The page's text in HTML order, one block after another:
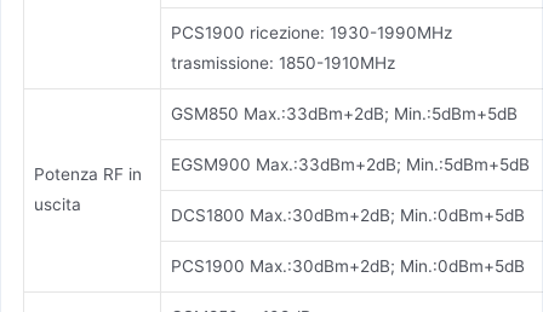
PCS1900 ricezione: 1930-1990MHz
trasmissione: 1850-1910MHz
Potenza RF in
uscita
GSM850 Max.:33dBm+2dB; Min.:5dBm+5dB
EGSM900 Max.:33dBm+2dB; Min.:5dBm+5dB
DCS1800 Max.:30dBm+2dB; Min.:0dBm+5dB
PCS1900 Max.:30dBm+2dB; Min.:0dBm+5dB